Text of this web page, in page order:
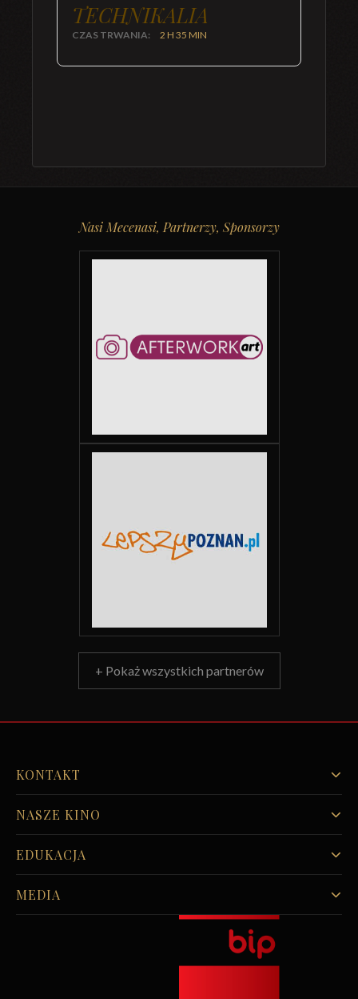
TECHNIKALIA
CZAS TRWANIA: 2 H 35 MIN
Nasi Mecenasi, Partnerzy, Sponsorzy
+ Pokaż wszystkich partnerów
KONTAKT
NASZE KINO
EDUKACJA
MEDIA